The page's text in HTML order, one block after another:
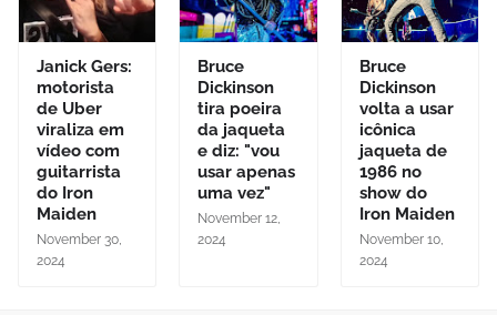
Janick Gers:
motorista
de Uber
viraliza em
vídeo com
guitarrista
do Iron
Maiden
November 30,
2024
Bruce
Dickinson
tira poeira
da jaqueta
e diz: "vou
usar apenas
uma vez"
November 12,
2024
Bruce
Dickinson
volta a usar
icônica
jaqueta de
1986 no
show do
Iron Maiden
November 10,
2024